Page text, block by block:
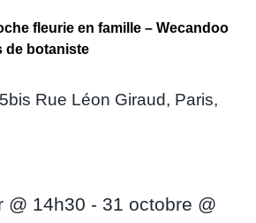
fleurie en famille – Wecandoo
de botaniste
Rue Léon Giraud, Paris,
@ 14h30 - 31 octobre @